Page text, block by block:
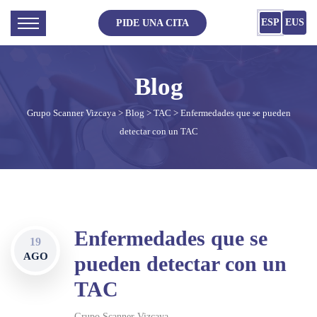
PIDE UNA CITA ESP EUS
Grupo Scanner Vizcaya> Blog > TAC > Enfermedades que se pueden
detectar con un TAC
19
AGO
Enfermedades que se
pueden detectar con un
TAC